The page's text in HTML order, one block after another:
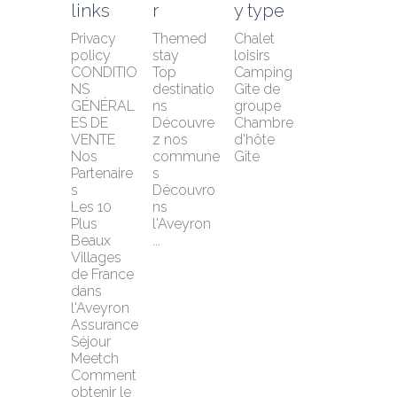
links
Privacy
policy
CONDITIO
NS
GÉNÉRAL
ES DE
VENTE
Nos
Partenaire
s
Les 10
Plus
Beaux
Villages
de France
dans
l'Aveyron
Assurance
Séjour
Meetch
Comment
obtenir le
r
Themed
stay
Top
destinatio
ns
Découvre
z nos
commune
s
Découvro
ns
l'Aveyron
...
y type
Chalet
loisirs
Camping
Gîte de
groupe
Chambre
d'hôte
Gîte